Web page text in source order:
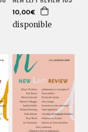
10,00€
disponible